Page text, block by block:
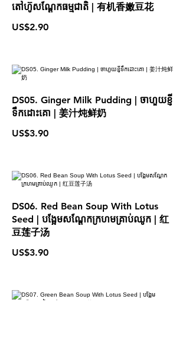
តៅហ៊ូសណ្ដែកធម្មជាតិ | 有机香嫩豆花
US$2.90
DS05. Ginger Milk Pudding | ចាហួយខ្ញី
ទឹកដោះគោ | 姜汁炖鲜奶
US$3.90
DS06. Red Bean Soup With Lotus
Seed | បង្អែមសណ្តែកក្រហមគ្រាប់ឈូក | 红
豆莲子汤
US$3.90